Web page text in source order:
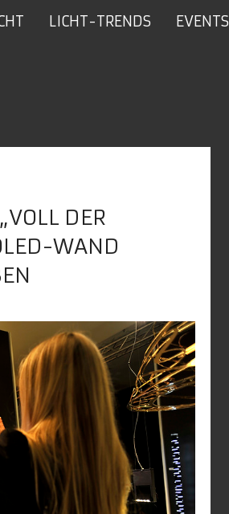
LICHT-TRENDS EVENTS
DER
WAND